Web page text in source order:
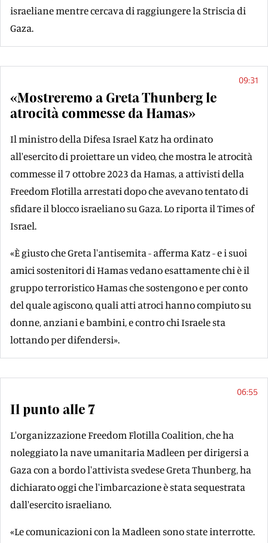
israeliane mentre cercava di raggiungere la Striscia di
Gaza.
09:31
«Mostreremo a Greta Thunberg le
atrocità commesse da Hamas»
Il ministro della Difesa Israel Katz ha ordinato
all'esercito di proiettare un video, che mostra le atrocità
commesse il 7 ottobre 2023 da Hamas, a attivisti della
Freedom Flotilla arrestati dopo che avevano tentato di
sfidare il blocco israeliano su Gaza. Lo riporta il Times of
Israel.
«È giusto che Greta l'antisemita - afferma Katz - e i suoi
amici sostenitori di Hamas vedano esattamente chi è il
gruppo terroristico Hamas che sostengono e per conto
del quale agiscono, quali atti atroci hanno compiuto su
donne, anziani e bambini, e contro chi Israele sta
lottando per difendersi».
06:55
Il punto alle 7
L'organizzazione Freedom Flotilla Coalition, che ha
noleggiato la nave umanitaria Madleen per dirigersi a
Gaza con a bordo l'attivista svedese Greta Thunberg, ha
dichiarato oggi che l'imbarcazione è stata sequestrata
dall'esercito israeliano.
«Le comunicazioni con la Madleen sono state interrotte.